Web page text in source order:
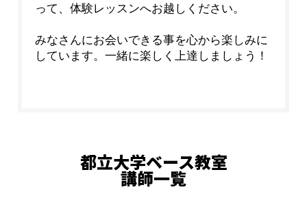
って、体験レッスンへお越しください。
みなさんにお会いできる事を心から楽しみに
しています。一緒に楽しく上達しましょう！
都立大学ベース教室
講師一覧